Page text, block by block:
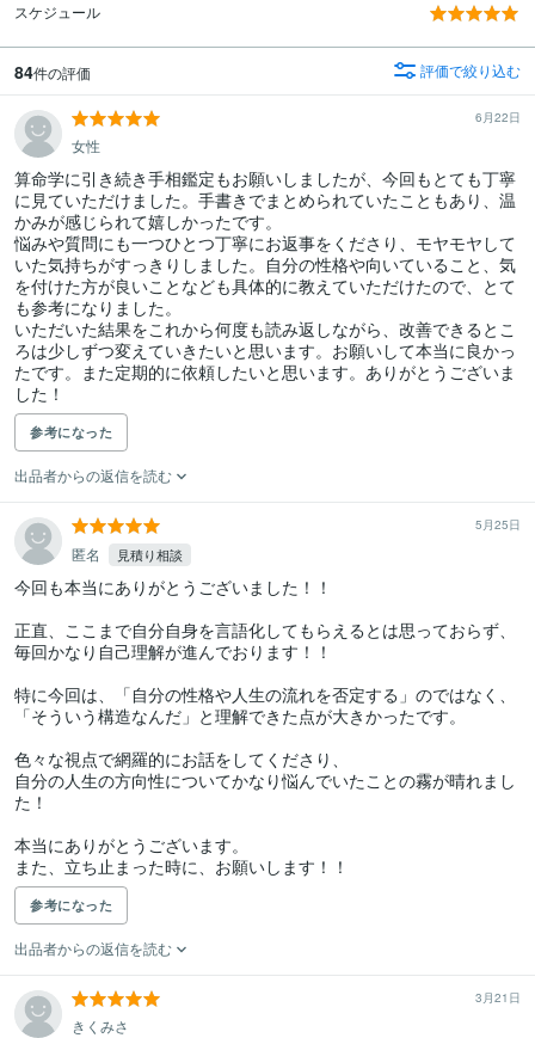
スケジュール
84件の評価 評価で絞り込む
6月22日
女性
算命学に引き続き手相鑑定もお願いしましたが、今回もとても丁寧
に見ていただけました。手書きでまとめられていたこともあり、温
かみが感じられて嬉しかったです。
悩みや質問にも一つひとつ丁寧にお返事をくださり、モヤモヤして
いた気持ちがすっきりしました。自分の性格や向いていること、気
を付けた方が良いことなども具体的に教えていただけたので、とて
も参考になりました。
いただいた結果をこれから何度も読み返しながら、改善できるとこ
ろは少しずつ変えていきたいと思います。お願いして本当に良かっ
たです。また定期的に依頼したいと思います。ありがとうございま
した！
参考になった
出品者からの返信を読む
5月25日
匿名 見積り相談
今回も本当にありがとうございました！！
正直、ここまで自分自身を言語化してもらえるとは思っておらず、
毎回かなり自己理解が進んでおります！！
特に今回は、「自分の性格や人生の流れを否定する」のではなく、
「そういう構造なんだ」と理解できた点が大きかったです。
色々な視点で網羅的にお話をしてくださり、
自分の人生の方向性についてかなり悩んでいたことの霧が晴れまし
た！
本当にありがとうございます。
また、立ち止まった時に、お願いします！！
参考になった
出品者からの返信を読む
3月21日
きくみさ